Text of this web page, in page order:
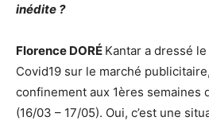
inédite ?
Florence DORÉ Kantar a dressé
Covid19 sur le marché
confinement aux 1ères semaines
(16/03 – 17/05). Oui, c’est une